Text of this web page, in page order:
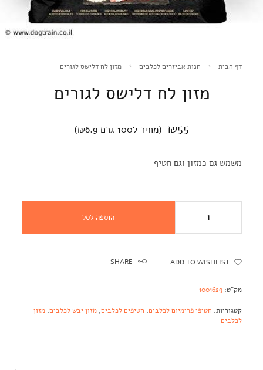
דף הבית חנות אביזרים לכלבים מזון לח דלישס לגורים
מזון לח דלישס לגורים
₪55 (מחיר ל100 גרם ₪6.9)
משמש גם כמזון וגם חטיף
הוספה לסל
ADD TO WISHLIST
SHARE
מק"ט:1001629
קטגוריות: חטיפי פרימיום לכלבים, חטיפים לכלבים,מזון יבש לכלבים,מזון
לכלבים